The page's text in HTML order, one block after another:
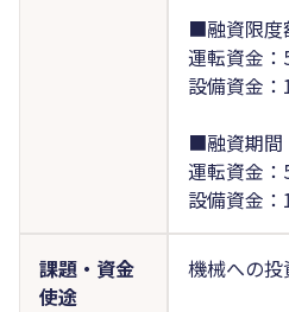
■融資限度
運転資金
設備資金
■融資期間
運転資金：
設備資金
課題・資金
使途
機械への投